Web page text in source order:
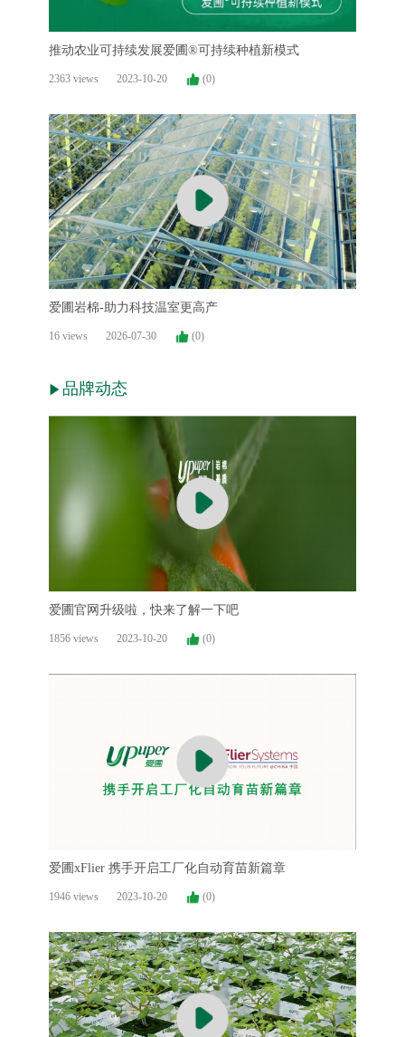
推动农业可持续发展爱圃®可持续种植新模式
2363 views 2023-10-20 (0)
爱圃岩棉-助力科技温室更高产
16 views 2026-07-30 (0)
品牌动态
爱圃官网升级啦，快来了解一下吧
1856 views 2023-10-20 (0)
爱圃xFlier 携手开启工厂化自动育苗新篇章
1946 views 2023-10-20 (0)